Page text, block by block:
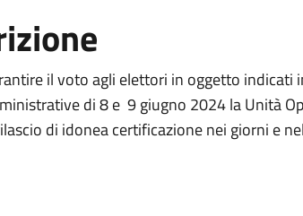
il voto agli elettori in oggetto indicati
di 8 e 9 giugno 2024 la Unità
di idonea certificazione nei giorni e